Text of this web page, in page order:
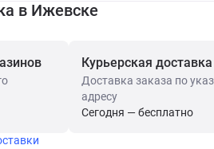
в Ижевске
Курьерская доставка
Доставка заказа по
адресу
Сегодня — бесплатно